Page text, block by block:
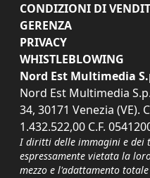
CONDIZIONI DI
GERENZA
PRIVACY
WHISTLEBLOWING
Nord Est Multimedia
Nord Est Multimedia
34, 30171 Venezia (VE).
1.432.522,00 C.F.
I diritti delle immagini e dei
espressamente vietata la
mezzo e l'adattamento